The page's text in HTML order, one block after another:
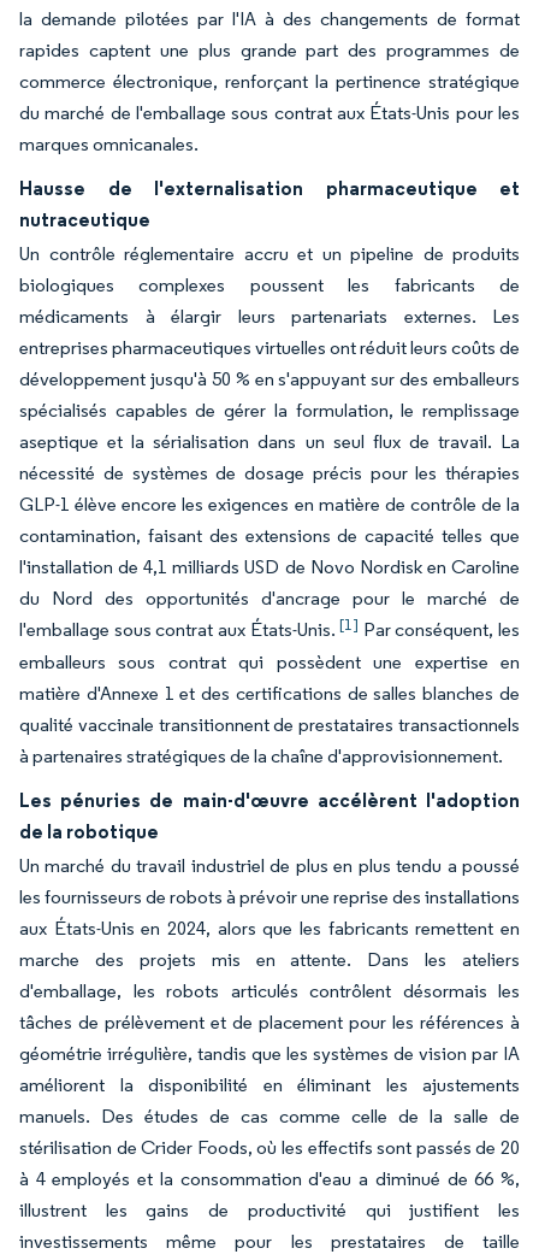
la demande pilotées par l'IA à des changements de format
rapides captent une plus grande part des programmes de
commerce électronique, renforçant la pertinence stratégique
du marché de l'emballage sous contrat aux États-Unis pour les
marques omnicanales.
Hausse de l'externalisation pharmaceutique et
nutraceutique
Un contrôle réglementaire accru et un pipeline de produits
biologiques complexes poussent les fabricants de
médicaments à élargir leurs partenariats externes. Les
entreprises pharmaceutiques virtuelles ont réduit leurs coûts de
développement jusqu'à 50 % en s'appuyant sur des emballeurs
spécialisés capables de gérer la formulation, le remplissage
aseptique et la sérialisation dans un seul flux de travail. La
nécessité de systèmes de dosage précis pour les thérapies
GLP-1 élève encore les exigences en matière de contrôle de la
contamination, faisant des extensions de capacité telles que
l'installation de 4,1 milliards USD de Novo Nordisk en Caroline
du Nord des opportunités d'ancrage pour le marché de
l'emballage sous contrat aux États-Unis.[1] Par conséquent, les
emballeurs sous contrat qui possèdent une expertise en
matière d'Annexe 1 et des certifications de salles blanches de
qualité vaccinale transitionnent de prestataires transactionnels
à partenaires stratégiques de la chaîne d'approvisionnement.
Les pénuries de main-d'œuvre accélèrent l'adoption
de la robotique
Un marché du travail industriel de plus en plus tendu a poussé
les fournisseurs de robots à prévoir une reprise des installations
aux États-Unis en 2024, alors que les fabricants remettent en
marche des projets mis en attente. Dans les ateliers
d'emballage, les robots articulés contrôlent désormais les
tâches de prélèvement et de placement pour les références à
géométrie irrégulière, tandis que les systèmes de vision par IA
améliorent la disponibilité en éliminant les ajustements
manuels. Des études de cas comme celle de la salle de
stérilisation de Crider Foods, où les effectifs sont passés de 20
à 4 employés et la consommation d'eau a diminué de 66 %,
illustrent les gains de productivité qui justifient les
investissements même pour les prestataires de taille